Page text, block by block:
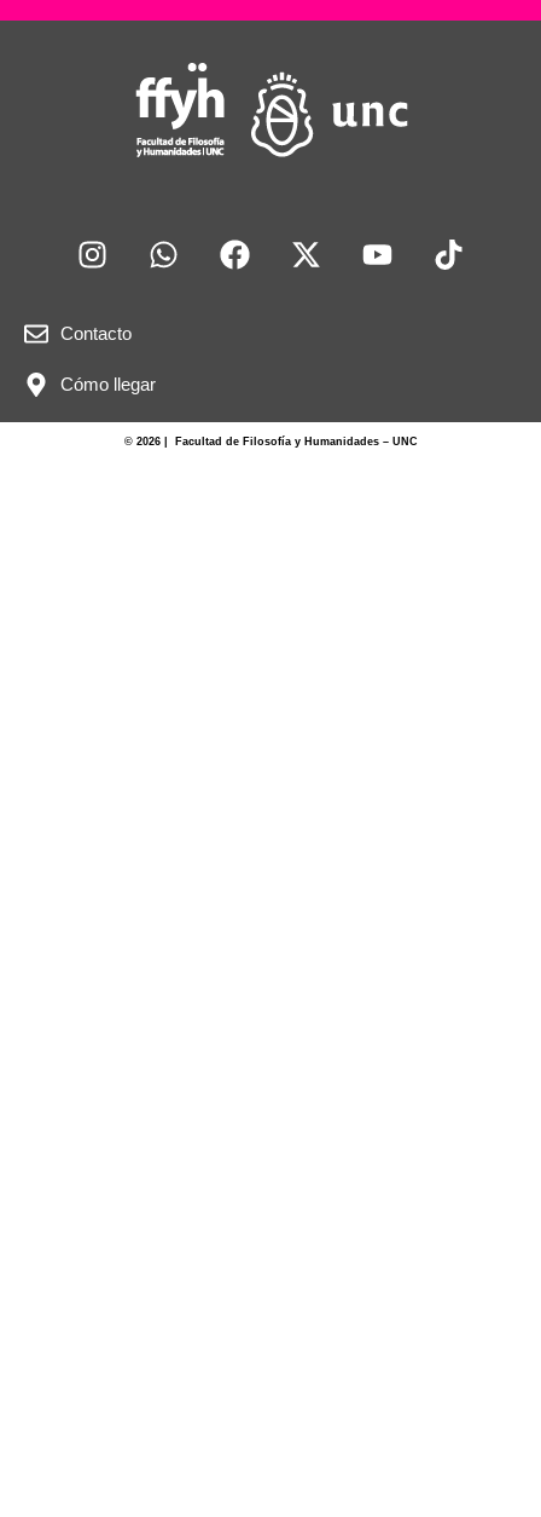
Contacto
Cómo llegar
© 2026 | Facultad de Filosofía y Humanidades – UNC